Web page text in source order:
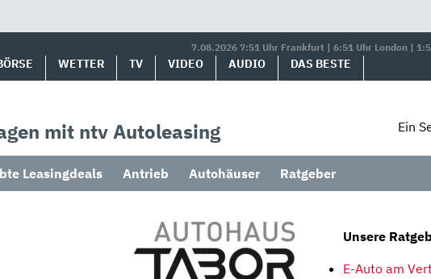
7.08.2026 7:51 Uhr Frankfurt | 6:51 Uhr London |
WETTER TV VIDEO AUDIO DAS BESTE
mit ntv Autoleasing Ein
Leasingdeals Antrieb Autohäuser Ratgeber
Unsere
E-Auto am